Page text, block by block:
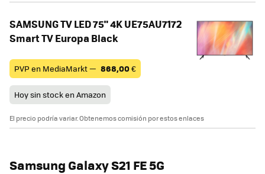
SAMSUNG TV LED 75" 4K UE75AU7172
Smart TV Europa Black
PVP en MediaMarkt — 868,00€
Hoy sin stock en Amazon
El precio podría variar. Obtenemos comisión por estos enlaces
Samsung Galaxy S21 FE 5G